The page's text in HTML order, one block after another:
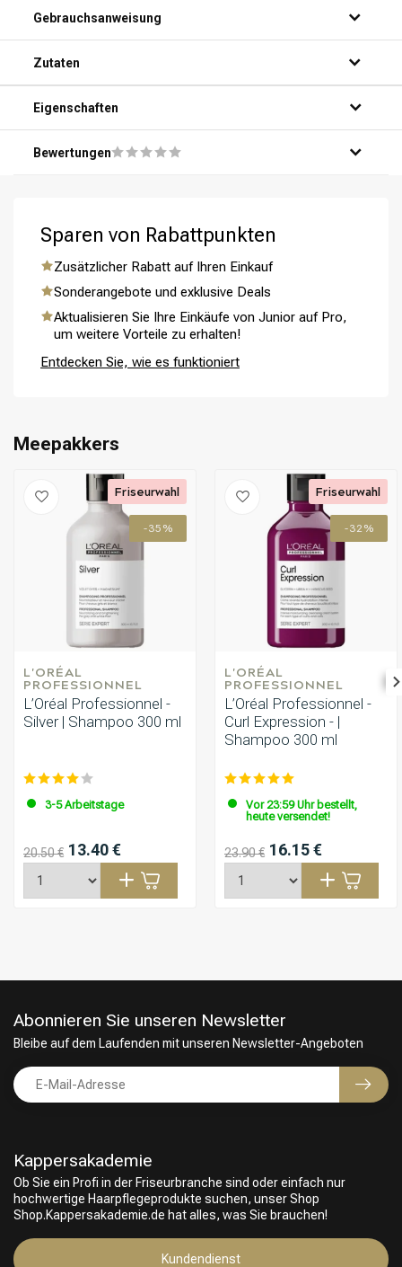
Friseurwahl
Gebrauchsanweisung
Schritt 2: Drücke eine kleine Menge Shampoo in deine
Handfläche.
Schritt 3: Massiere das Shampoo sanft in dein Haar und
Schritt 4: Spüle das Shampoo gründlich mit warmem
Wasser aus.
Zutaten
Eigenschaften
Bewertungen
Sparen von Rabattpunkten
Zusätzlicher Rabatt auf Ihren Einkauf
Sonderangebote und exklusive Deals
Aktualisieren Sie Ihre Einkäufe von Junior auf Pro,
um weitere Vorteile zu erhalten!
Entdecken Sie, wie es funktioniert
Meepakkers
-35%
L'ORÉAL
PROFESSIONNEL
L’Oréal Professionnel -
Silver | Shampoo 300 ml
3-5 Arbeitstage
20.50 € 13.40 €
Friseurwahl
-32%
L'ORÉAL
PROFESSIONNEL
L’Oréal Professionnel -
Curl Expression - |
Shampoo 300 ml
Vor 23:59 Uhr bestellt,
heute versendet!
23.90 € 16.15 €
Friseurwahl
Kappersakademie
Ob Sie ein Profi in der Friseurbranche sind oder einfach nur
hochwertige Haarpflegeprodukte suchen, unser Shop
Shop.Kappersakademie.de hat alles, was Sie brauchen!
Kundendienst
Abonnieren Sie unseren Newsletter
Bleibe auf dem Laufenden mit unseren Newsletter-Angeboten